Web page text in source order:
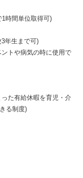
1時間単位取得可)
3年生まで可)
トや病気の時に使用で
た有給休暇を育児・介
る制度)